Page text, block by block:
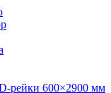
600×2900 мм